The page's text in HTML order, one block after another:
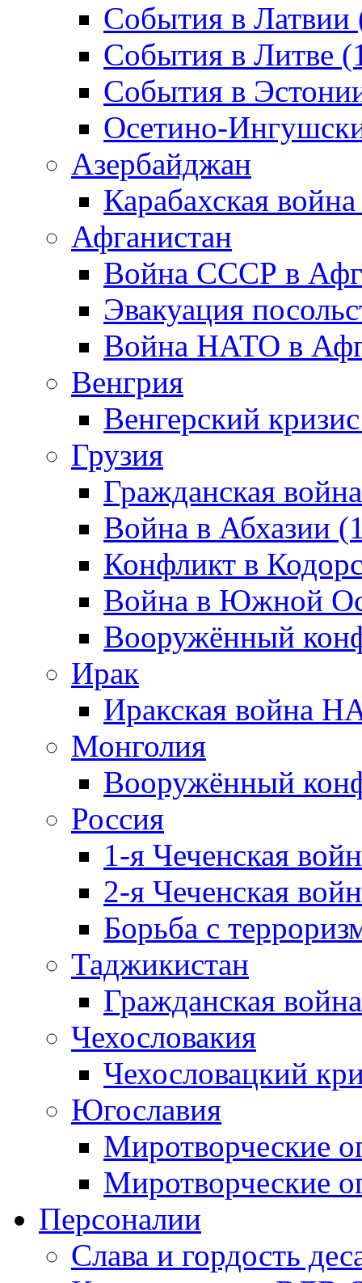
События в Латвии
События в Литве
События в
Осетино-
Азербайджан
Карабахская
Афганистан
Война СССР в
Эвакуация
Война НАТО в
Венгрия
Венгерский
Грузия
Гражданская
Война в Абхазии
Конфликт в
Война в Южной
Вооружённый
Ирак
Иракская война
Монголия
Вооружённый
Россия
1-я Чеченская
2-я Чеченская
Борьба с
Таджикистан
Гражданская
Чехословакия
Чехословацкий
Югославия
Миротворческие
Миротворческие
Персоналии
Слава и гордость